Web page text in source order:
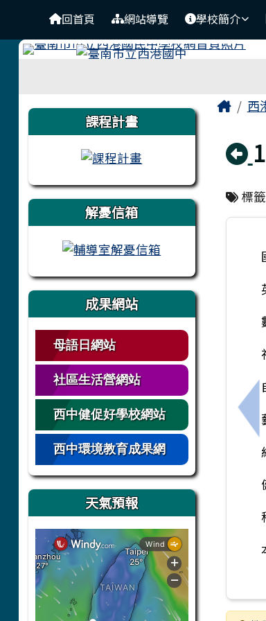
臺南市立西港國中
導覽列回首頁 網站導覽 學校簡介
左邊區域內容
課程計畫
解憂信箱
成果網站
母語日網站
社區生活營網站
西中健促好學校網站
西中環境教育成果網
天氣預報
主Home
西
標籤
上
頁尾區域